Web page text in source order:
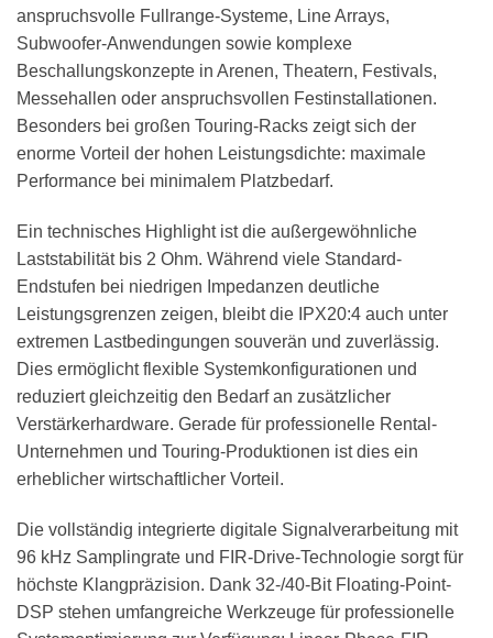
anspruchsvolle Fullrange-Systeme, Line Arrays,
Subwoofer-Anwendungen sowie komplexe
Beschallungskonzepte in Arenen, Theatern, Festivals,
Messehallen oder anspruchsvollen Festinstallationen.
Besonders bei großen Touring-Racks zeigt sich der
enorme Vorteil der hohen Leistungsdichte: maximale
Performance bei minimalem Platzbedarf.
Ein technisches Highlight ist die außergewöhnliche
Laststabilität bis 2 Ohm. Während viele Standard-
Endstufen bei niedrigen Impedanzen deutliche
Leistungsgrenzen zeigen, bleibt die IPX20:4 auch unter
extremen Lastbedingungen souverän und zuverlässig.
Dies ermöglicht flexible Systemkonfigurationen und
reduziert gleichzeitig den Bedarf an zusätzlicher
Verstärkerhardware. Gerade für professionelle Rental-
Unternehmen und Touring-Produktionen ist dies ein
erheblicher wirtschaftlicher Vorteil.
Die vollständig integrierte digitale Signalverarbeitung mit
96 kHz Samplingrate und FIR-Drive-Technologie sorgt für
höchste Klangpräzision. Dank 32-/40-Bit Floating-Point-
DSP stehen umfangreiche Werkzeuge für professionelle